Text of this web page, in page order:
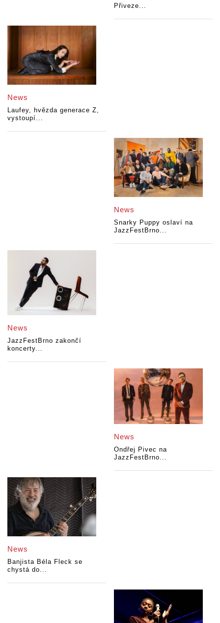
Přiveze...
News
Laufey, hvězda generace Z,
vystoupí...
News
Snarky Puppy oslaví na
JazzFestBrno...
News
JazzFestBrno zakončí
koncerty...
News
Ondřej Pivec na
JazzFestBrno...
News
Banjista Béla Fleck se
chystá do...